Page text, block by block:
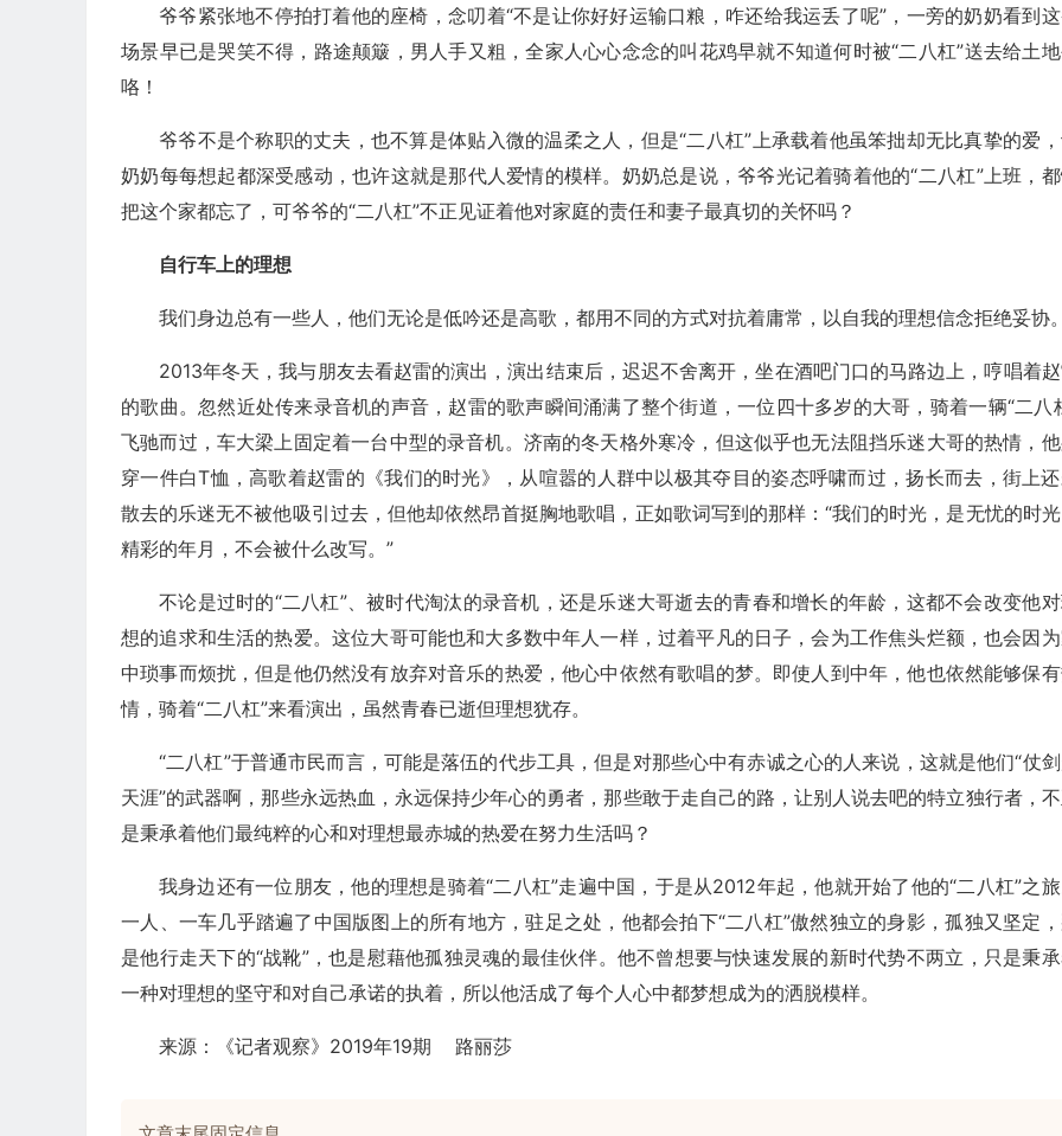
爷爷紧张地不停拍打着他的座椅，念叨着“不是让你好好运输口粮，咋还给我运丢了呢”，一旁的奶奶看到
场景早已是哭笑不得，路途颠簸，男人手又粗，全家人心心念念的叫花鸡早就不知道何时被“二八杠”送去给土
咯！
爷爷不是个称职的丈夫，也不算是体贴入微的温柔之人，但是“二八杠”上承载着他虽笨拙却无比真挚的爱
奶奶每每想起都深受感动，也许这就是那代人爱情的模样。奶奶总是说，爷爷光记着骑着他的“二八杠”上班，
把这个家都忘了，可爷爷的“二八杠”不正见证着他对家庭的责任和妻子最真切的关怀吗？
自行车上的理想
我们身边总有一些人，他们无论是低吟还是高歌，都用不同的方式对抗着庸常，以自我的理想信念拒绝妥协。
2013年冬天，我与朋友去看赵雷的演出，演出结束后，迟迟不舍离开，坐在酒吧门口的马路边上，哼唱着
的歌曲。忽然近处传来录音机的声音，赵雷的歌声瞬间涌满了整个街道，一位四十多岁的大哥，骑着一辆“二八
飞驰而过，车大梁上固定着一台中型的录音机。济南的冬天格外寒冷，但这似乎也无法阻挡乐迷大哥的热情，
穿一件白T恤，高歌着赵雷的《我们的时光》，从喧嚣的人群中以极其夺目的姿态呼啸而过，扬长而去，街上
散去的乐迷无不被他吸引过去，但他却依然昂首挺胸地歌唱，正如歌词写到的那样：“我们的时光，是无忧的时光
精彩的年月，不会被什么改写。”
不论是过时的“二八杠”、被时代淘汰的录音机，还是乐迷大哥逝去的青春和增长的年龄，这都不会改变他
想的追求和生活的热爱。这位大哥可能也和大多数中年人一样，过着平凡的日子，会为工作焦头烂额，也会因
中琐事而烦扰，但是他仍然没有放弃对音乐的热爱，他心中依然有歌唱的梦。即使人到中年，他也依然能够保
情，骑着“二八杠”来看演出，虽然青春已逝但理想犹存。
“二八杠”于普通市民而言，可能是落伍的代步工具，但是对那些心中有赤诚之心的人来说，这就是他们“仗
天涯”的武器啊，那些永远热血，永远保持少年心的勇者，那些敢于走自己的路，让别人说去吧的特立独行者，
是秉承着他们最纯粹的心和对理想最赤城的热爱在努力生活吗？
我身边还有一位朋友，他的理想是骑着“二八杠”走遍中国，于是从2012年起，他就开始了他的“二八杠”之旅
一人、一车几乎踏遍了中国版图上的所有地方，驻足之处，他都会拍下“二八杠”傲然独立的身影，孤独又坚定
是他行走天下的“战靴”，也是慰藉他孤独灵魂的最佳伙伴。他不曾想要与快速发展的新时代势不两立，只是秉
一种对理想的坚守和对自己承诺的执着，所以他活成了每个人心中都梦想成为的洒脱模样。
来源：《记者观察》2019年19期 路丽莎